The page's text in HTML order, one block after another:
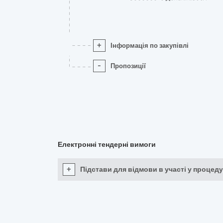
+ Інформація по закупівлі
- Пропозиції
Електронні тендерні вимоги
+ Підстави для відмови в участі у